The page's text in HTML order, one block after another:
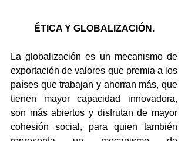
ÉTICA Y GLOBALIZACIÓN.
La globalización es un mecanismo de
exportación de valores que premia a los
países que trabajan y ahorran más, que
tienen mayor capacidad innovadora,
son más abiertos y disfrutan de mayor
cohesión social, para quien también